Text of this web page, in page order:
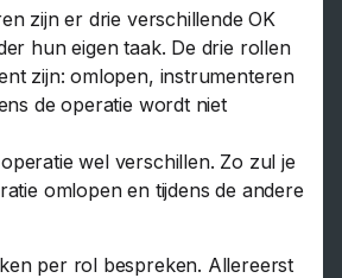
zijn er drie verschillende OK
hun eigen taak. De drie rollen
zijn: omlopen, instrumenteren
de operatie wordt niet
wel verschillen. Zo zul je
omlopen en tijdens de andere
per rol bespreken. Allereerst